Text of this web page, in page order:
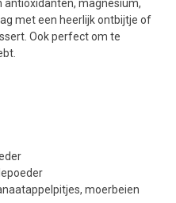
antioxidanten, magnesium,
met een heerlijk ontbijtje of
Ook perfect om te
moerbeien